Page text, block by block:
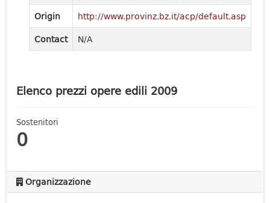
Elenco prezzi opere edili 2009
Sostenitori
0
Organizzazione
Origin
http://www.provinz.bz.it/acp/default.asp
Contact
N/A